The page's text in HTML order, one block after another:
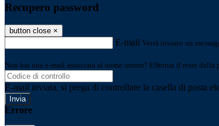
Recupero password
button close ×
E-mail Verrà inviato un
Non hai una e-mail associata al nome utente? Effettua il reset della
E-mail inviata, si prega di controllare la casella di posta
Errore